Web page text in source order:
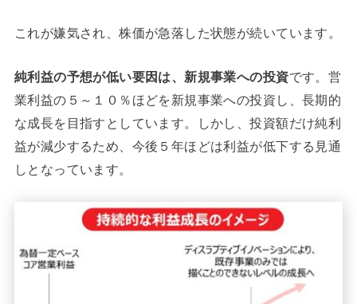
これが嫌気され、株価が急落した状態が続いています。
純利益の予想が低い要因は、新規事業への投資です。営
業利益の５～１０％ほどを新規事業への投資し、長期的
な成長を目指すとしています。しかし、投資額だけ純利
益が減少するため、今後５年ほどは利益が低下する見通
しとなっています。